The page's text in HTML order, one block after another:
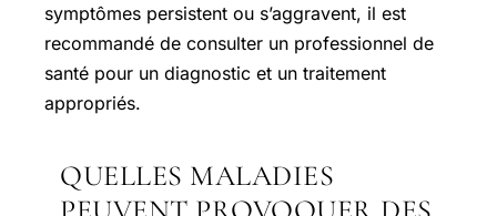
symptômes persistent ou s’aggravent, il est
recommandé de consulter un professionnel de
santé pour un diagnostic et un traitement
appropriés.
QUELLES MALADIES